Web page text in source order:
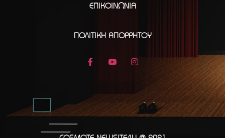
ΕΠΙΚΟΙΝΩΝΊΑ
ΠΟΛΙΤΙΚΉ ΑΠΟΡΡΉΤΟΥ